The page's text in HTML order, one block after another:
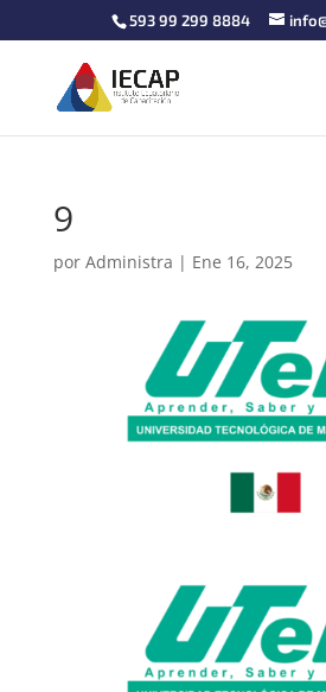
593 99 299 8884
9
por Administra | Ene 16, 2025